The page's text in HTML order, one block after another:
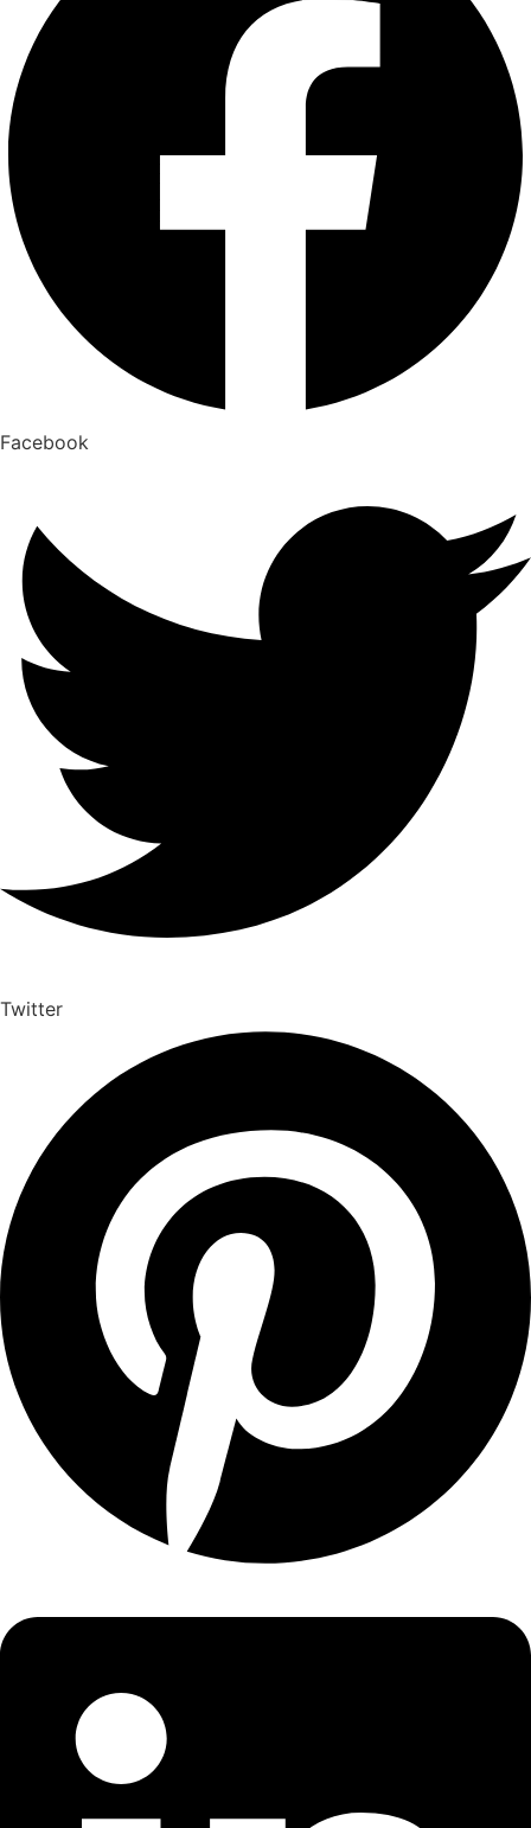
Facebook
Twitter